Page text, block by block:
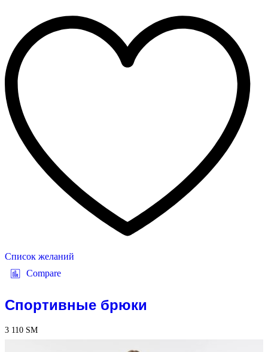
Список желаний
Compare
Спортивные брюки
3 110 ЅМ